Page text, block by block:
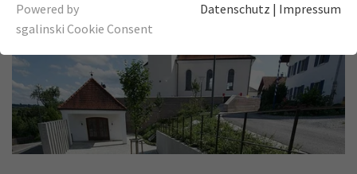
Powered by
sgalinski Cookie Consent
Datenschutz | Impressum